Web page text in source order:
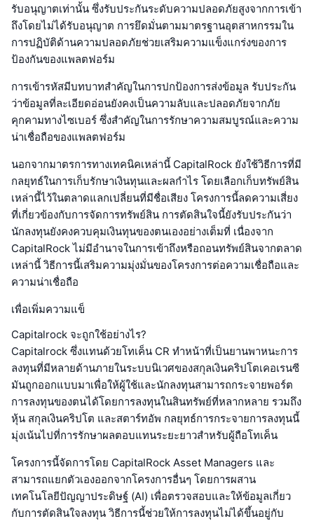
รับอนุญาตเท่านั้น ซึ่งรับประกันระดับความปลอดภัยสูงจากการเข้า
ถึงโดยไม่ได้รับอนุญาต การยึดมั่นตามมาตรฐานอุตสาหกรรมใน
การปฏิบัติด้านความปลอดภัยช่วยเสริมความแข็งแกร่งของการ
ป้องกันของแพลตฟอร์ม
การเข้ารหัสมีบทบาทสำคัญในการปกป้องการส่งข้อมูล รับประกัน
ว่าข้อมูลที่ละเอียดอ่อนยังคงเป็นความลับและปลอดภัยจากภัย
คุกคามทางไซเบอร์ ซึ่งสำคัญในการรักษาความสมบูรณ์และความ
น่าเชื่อถือของแพลตฟอร์ม
นอกจากมาตรการทางเทคนิคเหล่านี้ CapitalRock ยังใช้วิธีการที่มี
กลยุทธ์ในการเก็บรักษาเงินทุนและผลกำไร โดยเลือกเก็บทรัพย์สิน
เหล่านี้ไว้ในตลาดแลกเปลี่ยนที่มีชื่อเสียง โครงการนี้ลดความเสี่ยง
ที่เกี่ยวข้องกับการจัดการทรัพย์สิน การตัดสินใจนี้ยังรับประกันว่า
นักลงทุนยังคงควบคุมเงินทุนของตนเองอย่างเต็มที่ เนื่องจาก
CapitalRock ไม่มีอำนาจในการเข้าถึงหรือถอนทรัพย์สินจากตลาด
เหล่านี้ วิธีการนี้เสริมความมุ่งมั่นของโครงการต่อความเชื่อถือและ
ความน่าเชื่อถือ
เพื่อเพิ่มความแข็
Capitalrock จะถูกใช้อย่างไร?
Capitalrock ซึ่งแทนด้วยโทเค็น CR ทำหน้าที่เป็นยานพาหนะการ
ลงทุนที่มีหลายด้านภายในระบบนิเวศของสกุลเงินคริปโตเคอเรนซี
มันถูกออกแบบมาเพื่อให้ผู้ใช้และนักลงทุนสามารถกระจายพอร์ต
การลงทุนของตนได้โดยการลงทุนในสินทรัพย์ที่หลากหลาย รวมถึง
หุ้น สกุลเงินคริปโต และสตาร์ทอัพ กลยุทธ์การกระจายการลงทุนนี้
มุ่งเน้นไปที่การรักษาผลตอบแทนระยะยาวสำหรับผู้ถือโทเค็น
โครงการนี้จัดการโดย CapitalRock Asset Managers และ
สามารถแยกตัวเองออกจากโครงการอื่นๆ โดยการผสาน
เทคโนโลยีปัญญาประดิษฐ์ (AI) เพื่อตรวจสอบและให้ข้อมูลเกี่ยว
กับการตัดสินใจลงทุน วิธีการนี้ช่วยให้การลงทุนไม่ได้ขึ้นอยู่กับ